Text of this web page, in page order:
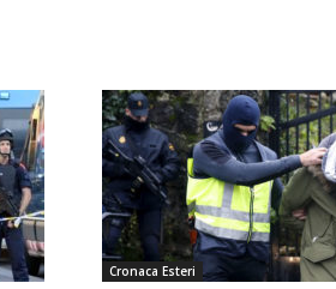
Cronaca Esteri